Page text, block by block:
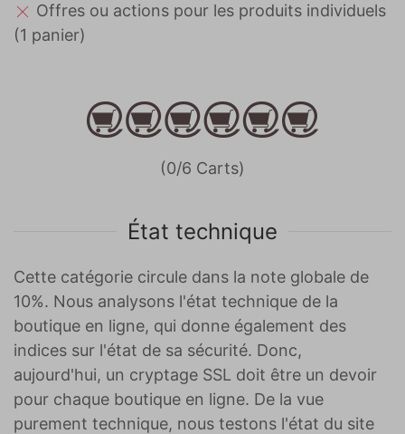
Offres ou actions pour les produits individuels
(1 panier)
(0/6 Carts)
État technique
Cette catégorie circule dans la note globale de
10%. Nous analysons l'état technique de la
boutique en ligne, qui donne également des
indices sur l'état de sa sécurité. Donc,
aujourd'hui, un cryptage SSL doit être un devoir
pour chaque boutique en ligne. De la vue
purement technique, nous testons l'état du site